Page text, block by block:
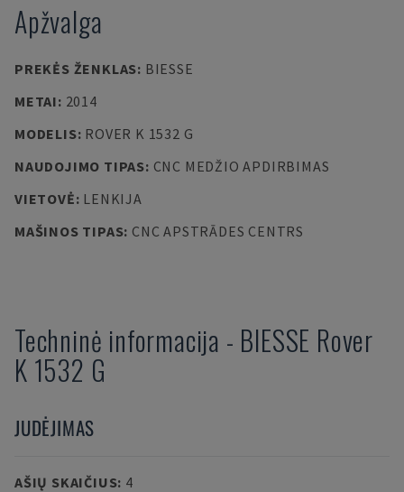
Apžvalga
PREKĖS ŽENKLAS: BIESSE
METAI: 2014
MODELIS: ROVER K 1532 G
NAUDOJIMO TIPAS: CNC MEDŽIO APDIRBIMAS
VIETOVĖ: LENKIJA
MAŠINOS TIPAS: CNC APSTRĀDES CENTRS
Techninė informacija - BIESSE Rover
K 1532 G
JUDĖJIMAS
AŠIŲ SKAIČIUS: 4